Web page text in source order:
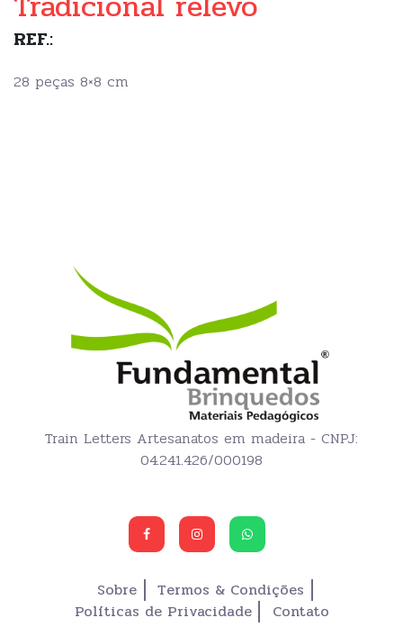
REF.:
28 peças 8×8 cm
Train Letters Artesanatos em madeira - CNPJ:
04.241.426/000198
Sobre
Termos & Condições
Políticas de Privacidade
Contato